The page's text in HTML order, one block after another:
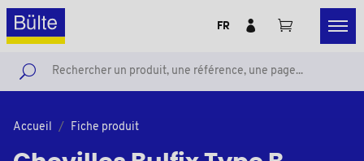
FR
Accueil Fiche produit